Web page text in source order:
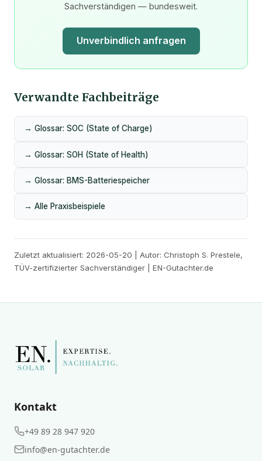
Sachverständigen — bundesweit.
Unverbindlich anfragen
Verwandte Fachbeiträge
→ Glossar: SOC (State of Charge)
→ Glossar: SOH (State of Health)
→ Glossar: BMS-Batteriespeicher
→ Alle Praxisbeispiele
Zuletzt aktualisiert: 2026-05-20 | Autor: Christoph S. Prestele,
TÜV-zertifizierter Sachverständiger | EN-Gutachter.de
Kontakt
+49 89 28 947 920
info@en-gutachter.de